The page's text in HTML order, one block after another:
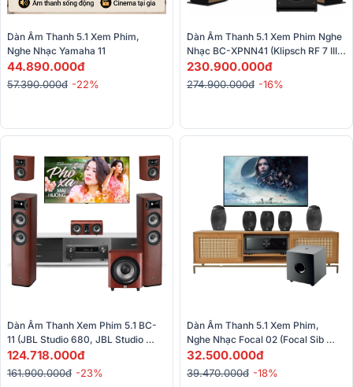
Dàn Âm Thanh 5.1 Xem Phim,
44.890.000đ
57.390.000đ -22%
Dàn Âm Thanh 5.1 Xem Phim Nghe
Nhạc BC-XPNN41 (Klipsch RF 7 III,
RP-502S II, RC 64III, RP-1200SW,
Denon AVC-X8500HA)
230.900.000đ
274.900.000đ -16%
Dàn Âm Thanh Xem Phim 5.1 BC-
11 (JBL Studio 680, JBL Studio
610, JBL STUDIO 625C, Denon
AVC-X4800H, BL Studio 660P)
124.718.000đ
161.900.000đ -23%
Dàn Âm Thanh 5.1 Xem Phim,
Nghe Nhạc Focal 02 (Focal Sib
EVO 5.1, Yamaha RX V4A)
32.500.000đ
39.470.000đ -18%